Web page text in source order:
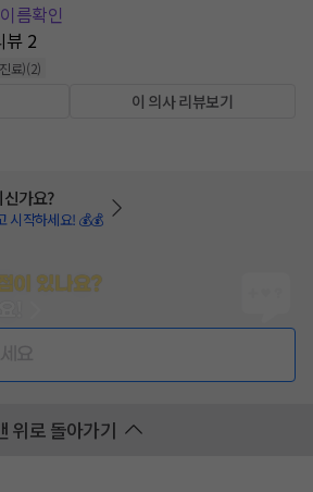
름확인
뷰 2
료)(2)
이 의사 리뷰보기
신가요?
시작하세요! 💰💰
이 있나요?
위로 돌아가기